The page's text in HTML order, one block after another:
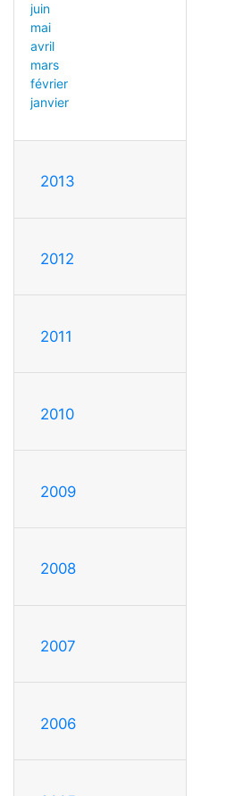
juin
mai
avril
mars
février
janvier
2013
2012
2011
2010
2009
2008
2007
2006